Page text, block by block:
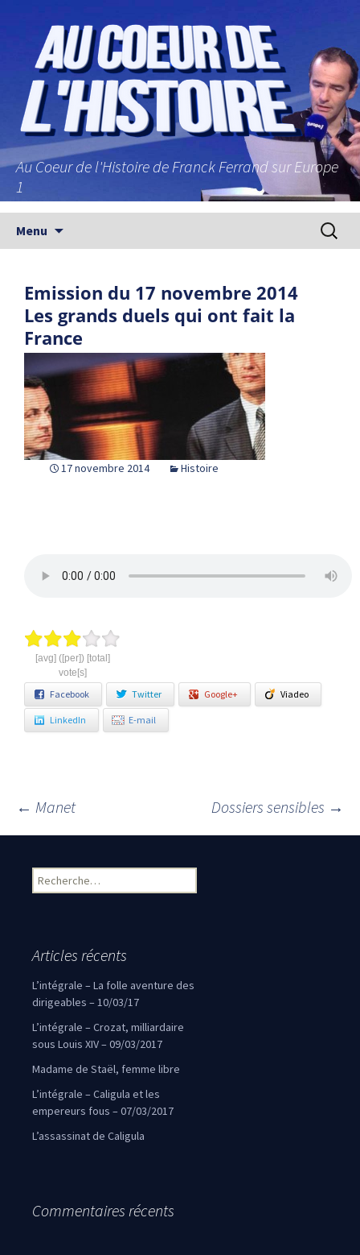
Au Coeur de l'Histoire de Franck Ferrand sur Europe
1
Menu
Emission du 17 novembre 2014
Les grands duels qui ont fait la
France
17 novembre 2014 Histoire
[avg] ([per]) [total]
vote[s]
Facebook Twitter Google+ Viadeo
LinkedIn E-mail
Navigation des articles
← Manet Dossiers sensibles →
Rechercher :
Articles récents
L’intégrale – La folle aventure des
dirigeables – 10/03/17
L’intégrale – Crozat, milliardaire
sous Louis XIV – 09/03/2017
Madame de Staël, femme libre
L’intégrale – Caligula et les
empereurs fous – 07/03/2017
L’assassinat de Caligula
Commentaires récents